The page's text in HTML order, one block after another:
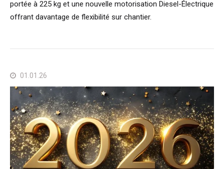
portée à 225 kg et une nouvelle motorisation Diesel-Électrique
offrant davantage de flexibilité sur chantier.
01.01.26